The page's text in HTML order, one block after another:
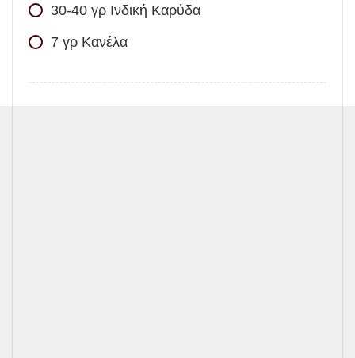
30-40 γρ Ινδική Καρύδα
7 γρ Κανέλα